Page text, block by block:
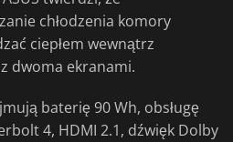
chłodzenia komory
ciepłem wewnątrz
dwoma ekranami.
baterię 90 Wh, obsługę
4, HDMI 2.1, dźwięk Dolby